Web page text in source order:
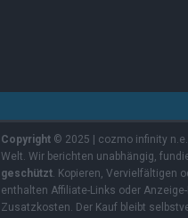
Copyright © 2025 | cozmo infinity
Welt. Wir berichten unabhängig,
geschützt . Kopieren,
enthalten Affiliate-Links oder
Zusatzkosten. Der Kauf bleibt